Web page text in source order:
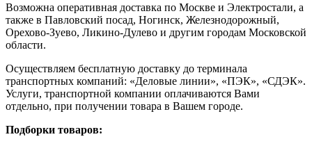
Возможна оперативная доставка по Москве и Электростали, а
также в Павловский посад, Ногинск, Железнодорожный,
Орехово-Зуево, Ликино-Дулево и другим городам Московской
области.
Осуществляем бесплатную доставку до терминала
транспортных компаний: «Деловые линии», «ПЭК», «СДЭК».
Услуги, транспортной компании оплачиваются Вами
отдельно, при получении товара в Вашем городе.
Подборки товаров: